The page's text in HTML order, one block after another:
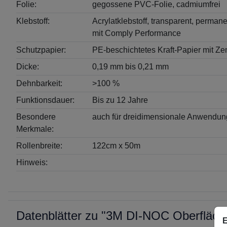
Folie:
gegossene PVC-Folie, cadmiumfrei
Klebstoff:
Acrylatklebstoff, transparent,
mit Comply Performance
Schutzpapier:
PE-beschichtetes Kraft-Papier mit
Dicke:
0,19 mm bis 0,21 mm
Dehnbarkeit:
>100 %
Funktionsdauer:
Bis zu 12 Jahre
Besondere
Merkmale:
auch für dreidimensionale
Rollenbreite:
122cm x 50m
Hinweis:
Datenblätter zu "3M DI-NOC